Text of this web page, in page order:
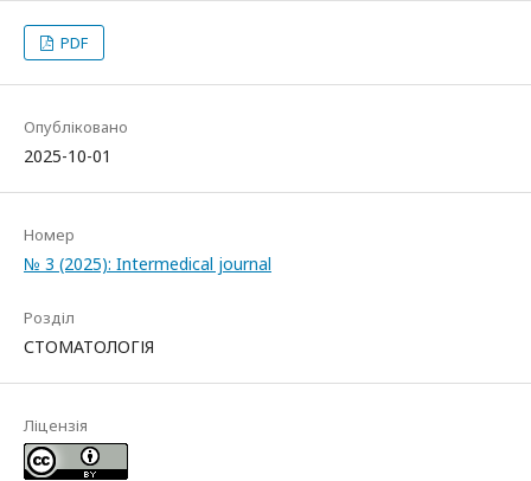
PDF
Опубліковано
2025-10-01
Номер
№ 3 (2025): Intermedical journal
Розділ
СТОМАТОЛОГІЯ
Ліцензія